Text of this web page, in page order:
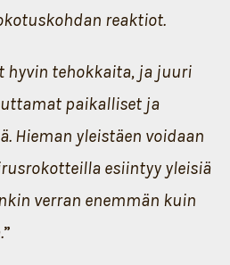
reaktiot.
hyvin tehokkaita, ja juuri
paikalliset ja
Hieman yleistäen voidaan
esiintyy yleisiä
verran enemmän kuin
”